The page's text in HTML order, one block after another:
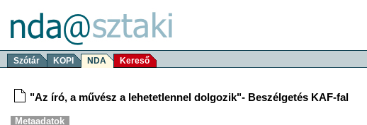
Szótár KOPI NDA Kereső
"Az író, a művész a lehetetlennel dolgozik"- Beszélgetés KAF-fal
Metaadatok